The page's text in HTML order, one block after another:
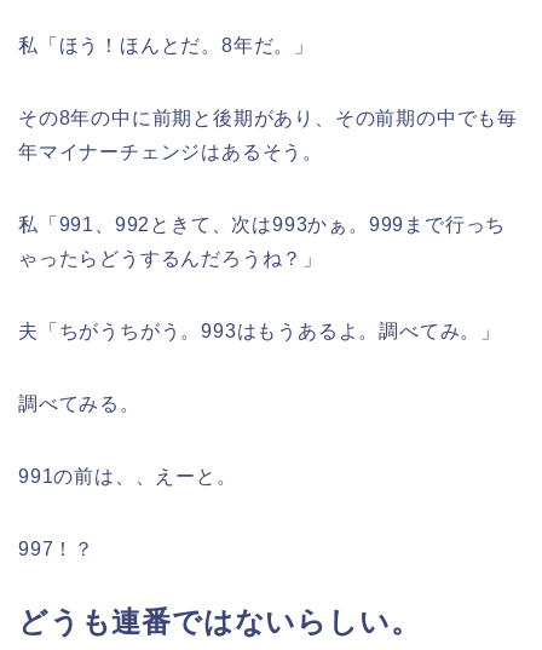
私「ほう！ほんとだ。8年だ。」
その8年の中に前期と後期があり、その前期の中でも毎
年マイナーチェンジはあるそう。
私「991、992ときて、次は993かぁ。999まで行っち
ゃったらどうするんだろうね？」
夫「ちがうちがう。993はもうあるよ。調べてみ。」
調べてみる。
991の前は、、えーと。
997！？
どうも連番ではないらしい。